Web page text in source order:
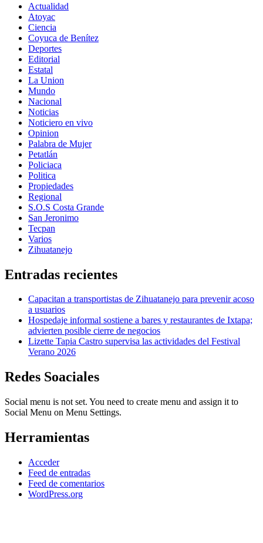
Actualidad
Atoyac
Ciencia
Coyuca de Benítez
Deportes
Editorial
Estatal
La Union
Mundo
Nacional
Noticias
Noticiero en vivo
Opinion
Palabra de Mujer
Petatlán
Policiaca
Politica
Propiedades
Regional
S.O.S Costa Grande
San Jeronimo
Tecpan
Varios
Zihuatanejo
Entradas recientes
Capacitan a transportistas de Zihuatanejo para prevenir acoso
a usuarios
Hospedaje informal sostiene a bares y restaurantes de Ixtapa;
advierten posible cierre de negocios
Lizette Tapia Castro supervisa las actividades del Festival
Verano 2026
Redes Soaciales
Social menu is not set. You need to create menu and assign it to
Social Menu on Menu Settings.
Herramientas
Acceder
Feed de entradas
Feed de comentarios
WordPress.org